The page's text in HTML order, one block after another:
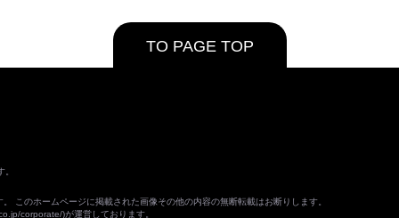
TO PAGE TOP
このホームページに掲載された画像その他の内容の無断転載はお断りします。
corporate/)が運営しております。